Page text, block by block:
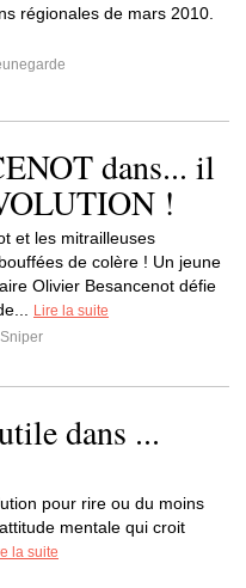
régionales de mars 2010.
dans... il
!
et les mitrailleuses
de colère ! Un jeune
Olivier Besancenot défie
Lire la suite
Sniper
dans ...
pour rire ou du moins
mentale qui croit
la suite